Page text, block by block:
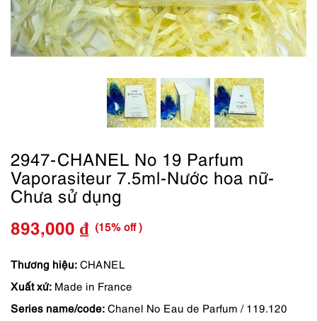
2947-CHANEL No 19 Parfum
Vaporasiteur 7.5ml-Nước hoa nữ-
Chưa sử dụng
Giá
gốc
là:
1,050,000 ₫.
893,000 ₫
Giá
hiện
tại
là:
(15% off )
Thương hiệu: CHANEL
Xuất xứ: Made in France
Series name/code: Chanel No Eau de Parfum / 119.120